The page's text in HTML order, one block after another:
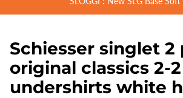
Schiesser singlet 2
original classics 2-
undershirts white